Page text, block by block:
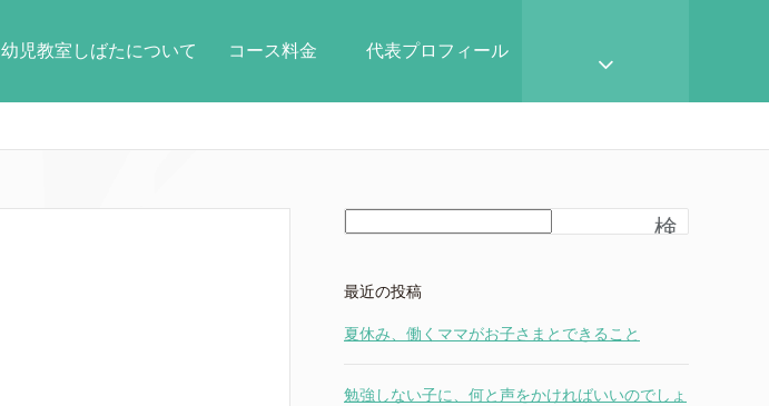
幼児教室しばたについて コース料金 代表プロフィール
検
最近の投稿
夏休み、働くママがお子さまとできること
勉強しない子に、何と声をかければいいのでしょ